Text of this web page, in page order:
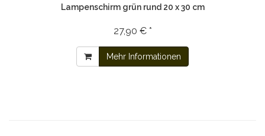
Lampenschirm grün rund 20 x 30 cm
27,90 € *
Mehr Informationen